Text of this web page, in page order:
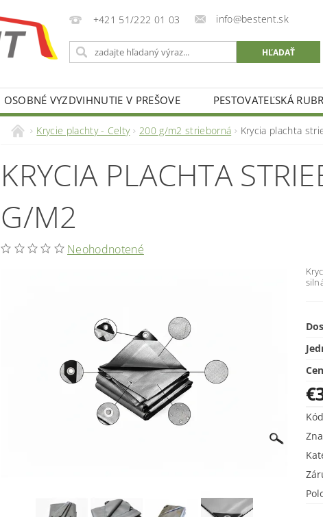
+421 51/222 01 03 info@bestent.sk
OSOBNÉ VYZDVIHNUTIE V PREŠOVE PESTOVATEĽSKÁ
Krycie plachty - Celty 200 g/m2 strieborná Krycia plachta
KRYCIA PLACHTA
G/M2
Neohodnotené